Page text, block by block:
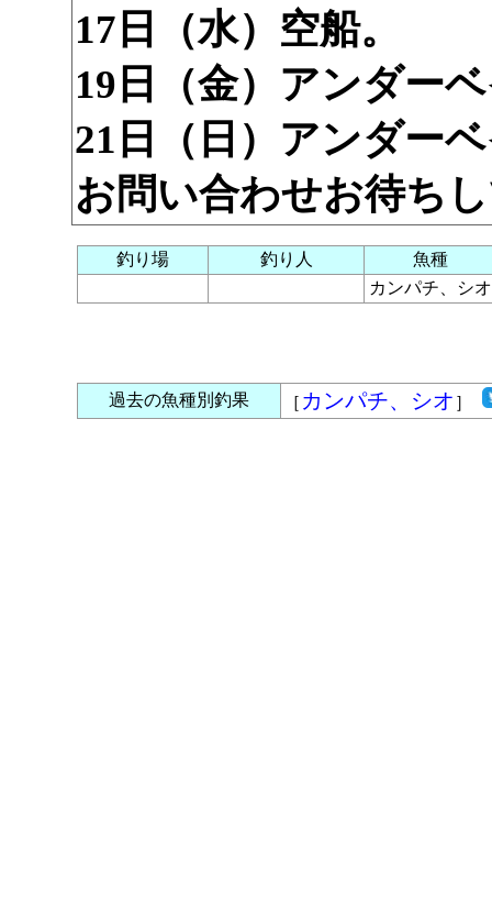
17日（水）空船。
19日（金）アンダー
21日（日）アンダー
お問い合わせお待ち
釣り場 釣り人
魚種
カンパチ、シオ
過去の魚種別釣果 ［ カンパチ、シオ ］